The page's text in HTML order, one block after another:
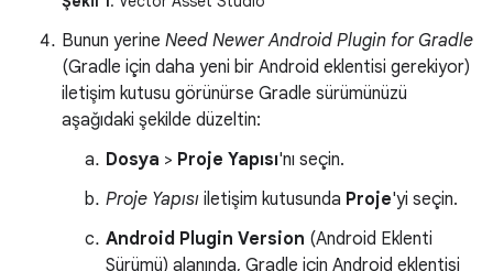
Bunun yerine Need Newer Android Plugin for Gradle
(Gradle için daha yeni bir Android eklentisi gerekiyor)
iletişim kutusu görünürse Gradle sürümünüzü
aşağıdaki şekilde düzeltin:
Dosya > Proje Yapısı'nı seçin.
Proje Yapısı iletişim kutusunda Proje'yi seçin.
Android Plugin Version (Android Eklenti
Sürümü) alanında, Gradle için Android eklentisi